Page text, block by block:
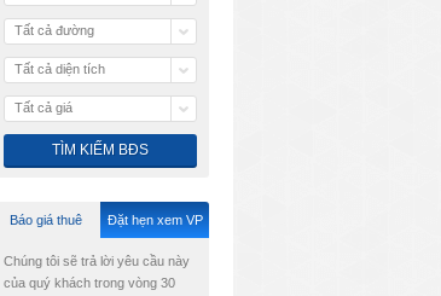
Tất cả đường
Tất cả diện tích
Tất cả giá
Báo giá thuê Đặt hẹn xem VP
Chúng tôi sẽ trả lời yêu cầu này
của quý khách trong vòng 30